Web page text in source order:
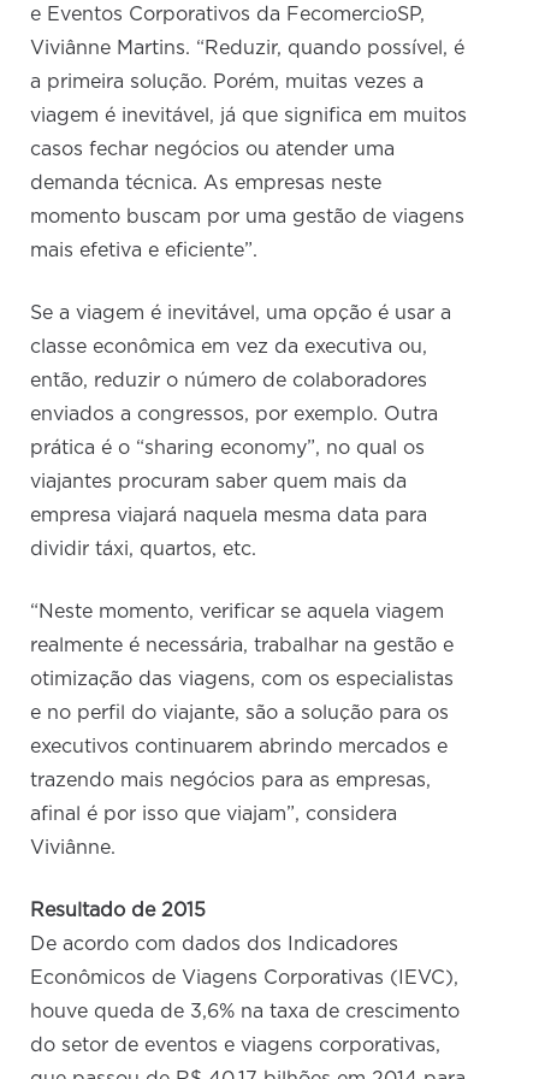
e Eventos Corporativos da FecomercioSP,
Viviânne Martins. “Reduzir, quando possível, é
a primeira solução. Porém, muitas vezes a
viagem é inevitável, já que significa em muitos
casos fechar negócios ou atender uma
demanda técnica. As empresas neste
momento buscam por uma gestão de viagens
mais efetiva e eficiente”.
Se a viagem é inevitável, uma opção é usar a
classe econômica em vez da executiva ou,
então, reduzir o número de colaboradores
enviados a congressos, por exemplo. Outra
prática é o “sharing economy”, no qual os
viajantes procuram saber quem mais da
empresa viajará naquela mesma data para
dividir táxi, quartos, etc.
“Neste momento, verificar se aquela viagem
realmente é necessária, trabalhar na gestão e
otimização das viagens, com os especialistas
e no perfil do viajante, são a solução para os
executivos continuarem abrindo mercados e
trazendo mais negócios para as empresas,
afinal é por isso que viajam”, considera
Viviânne.
Resultado de 2015
De acordo com dados dos Indicadores
Econômicos de Viagens Corporativas (IEVC),
houve queda de 3,6% na taxa de crescimento
do setor de eventos e viagens corporativas,